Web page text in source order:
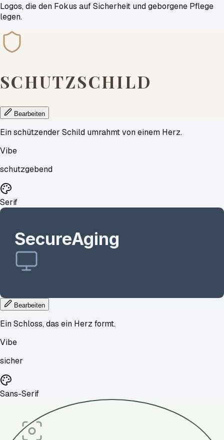
Logos, die den Fokus auf Sicherheit und geborgene Pflege
legen.
SCHUTZSCHILD
Bearbeiten
Ein schützender Schild umrahmt von einem Herz.
Vibe
schutzgebend
Serif
SecureAging
Bearbeiten
Ein Schloss, das ein Herz formt.
Vibe
sicher
Sans-Serif